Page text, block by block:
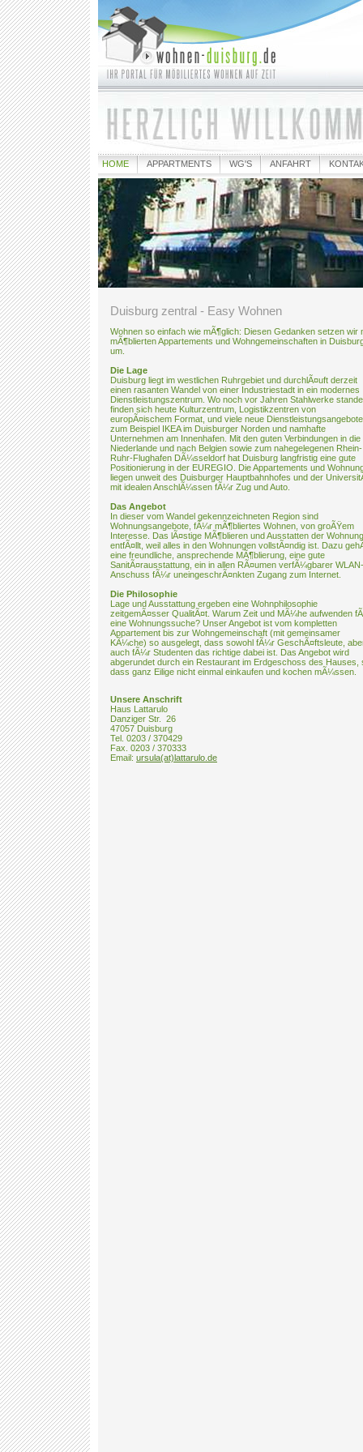
HOME APPARTMENTS WG'S ANFAHRT
Duisburg zentral - Easy Wohnen
Wohnen so einfach wie mÃ¶glich: Diesen Gedanken setzen wir
mÃ¶blierten Appartements und Wohngemeinschaften in
um.
Die Lage
Duisburg liegt im westlichen Ruhrgebiet und durchlÃ¤uft derzeit
einen rasanten Wandel von einer Industriestadt in ein modernes
Dienstleistungszentrum. Wo noch vor Jahren Stahlwerke
finden sich heute Kulturzentrum, Logistikzentren von
europÃ¤ischem Format, und viele neue
zum Beispiel IKEA im Duisburger Norden und namhafte
Unternehmen am Innenhafen. Mit den guten Verbindungen in die
Niederlande und nach Belgien sowie zum nahegelegenen Rhein-
Ruhr-Flughafen DÃ¼sseldorf hat Duisburg langfristig eine gute
Positionierung in der EUREGIO. Die Appartements und
liegen unweit des Duisburger Hauptbahnhofes und der
mit idealen AnschlÃ¼ssen fÃ¼r Zug und Auto.
Das Angebot
In dieser vom Wandel gekennzeichneten Region sind
Wohnungsangebote, fÃ¼r mÃ¶bliertes Wohnen, von groÃŸem
Interesse. Das lÃ¤stige MÃ¶blieren und Ausstatten der
entfÃ¤llt, weil alles in den Wohnungen vollstÃ¤ndig ist. Dazu
eine freundliche, ansprechende MÃ¶blierung, eine gute
SanitÃ¤rausstattung, ein in allen RÃ¤umen verfÃ¼gbarer WLAN-
Anschuss fÃ¼r uneingeschrÃ¤nkten Zugang zum Internet.
Die Philosophie
Lage und Ausstattung ergeben eine Wohnphilosophie
zeitgemÃ¤sser QualitÃ¤t. Warum Zeit und MÃ¼he aufwenden
eine Wohnungssuche? Unser Angebot ist vom kompletten
Appartement bis zur Wohngemeinschaft (mit gemeinsamer
KÃ¼che) so ausgelegt, dass sowohl fÃ¼r GeschÃ¤ftsleute,
auch fÃ¼r Studenten das richtige dabei ist. Das Angebot wird
abgerundet durch ein Restaurant im Erdgeschoss des Hauses,
dass ganz Eilige nicht einmal einkaufen und kochen mÃ¼ssen.
Unsere Anschrift
Haus Lattarulo
Danziger Str. 26
47057 Duisburg
Tel. 0203 / 370429
Fax. 0203 / 370333
Email: ursula(at)lattarulo.de